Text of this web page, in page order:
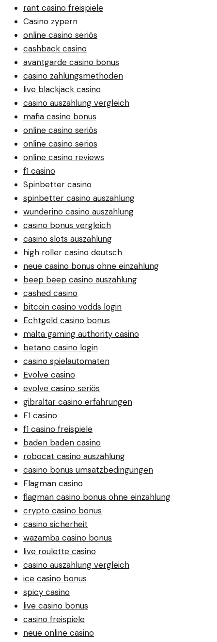
rant casino freispiele
Casino zypern
online casino seriös
cashback casino
avantgarde casino bonus
casino zahlungsmethoden
live blackjack casino
casino auszahlung vergleich
mafia casino bonus
online casino seriös
online casino seriös
online casino reviews
f1 casino
Spinbetter casino
spinbetter casino auszahlung
wunderino casino auszahlung
casino bonus vergleich
casino slots auszahlung
high roller casino deutsch
neue casino bonus ohne einzahlung
beep beep casino auszahlung
cashed casino
bitcoin casino vodds login
Echtgeld casino bonus
malta gaming authority casino
betano casino login
casino spielautomaten
Evolve casino
evolve casino seriös
gibraltar casino erfahrungen
F1 casino
f1 casino freispiele
baden baden casino
robocat casino auszahlung
casino bonus umsatzbedingungen
Flagman casino
flagman casino bonus ohne einzahlung
crypto casino bonus
casino sicherheit
wazamba casino bonus
live roulette casino
casino auszahlung vergleich
ice casino bonus
spicy casino
live casino bonus
casino freispiele
neue online casino